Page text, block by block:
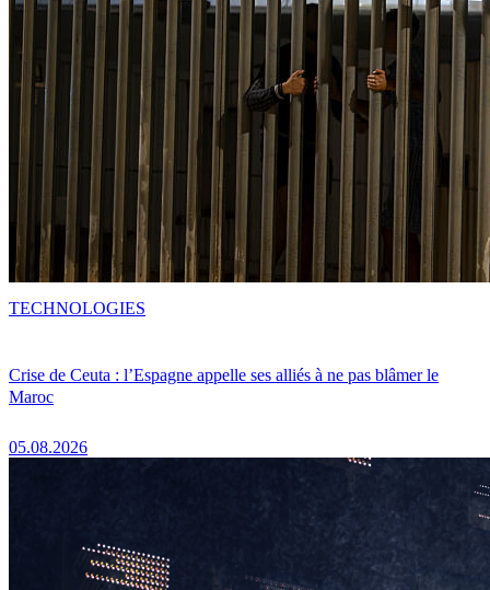
Crise de Ceuta : l’Espagne appelle ses alliés à ne pas blâmer le
Maroc
05.08.2026
TECHNOLOGIES